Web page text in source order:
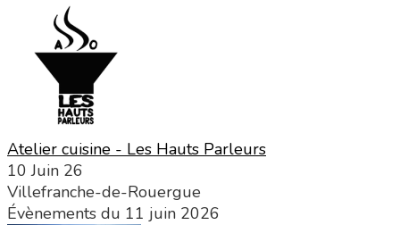
Atelier cuisine - Les Hauts Parleurs
10 Juin 26
Villefranche-de-Rouergue
Évènements du 11 juin 2026